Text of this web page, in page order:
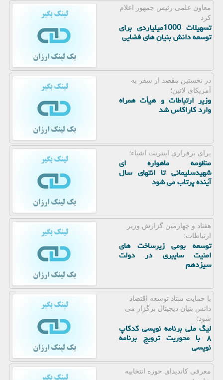
معاون علمی رئیس جمهور اعلام
كرد
تسهیلات 1000میلیاردی برای
توسعه دانش بنیان های فضایی
در نخستین مقصد از سفر به
آمریكای لاتین؛
وزیر ارتباطات و هیأت همراه
وارد کاراکاس شد
برای برقراری اینترنت اشیاء؛
منظومه ماهواره ای
شهیدسلیمانی تا انتهای سال
آینده پرتاب می شود
هفتاد و چهارمین گزارش وزیر
ارتباطات؛
توسعه بومی زیرساخت های
امنیت سایبری در دولت
سیزدهم
با حمایت ستاد توسعه اقتصاد
دانش بنیان دیجیتال برگزار می
شود؛
لیگ ملی برنامه نویسی کدکاپ
۸ با محوریت ترویج برنامه
نویسی
معرفی کاندیدای حوزه انتخابیه